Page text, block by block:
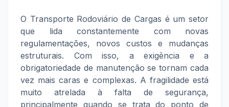
O Transporte Rodoviário de Cargas é um setor
que lida constantemente com novas
regulamentações, novos custos e mudanças
estruturais. Com isso, a exigência e a
obrigatoriedade de manutenção se tornam cada
vez mais caras e complexas. A fragilidade está
muito atrelada à falta de segurança,
principalmente quando se trata do ponto de